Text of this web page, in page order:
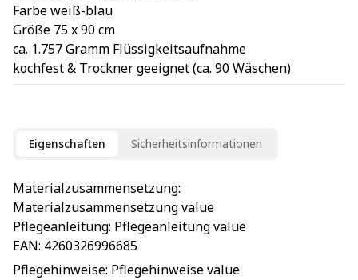
Farbe weiß-blau
Größe 75 x 90 cm
ca. 1.757 Gramm Flüssigkeitsaufnahme
kochfest & Trockner geeignet (ca. 90 Wäschen)
Eigenschaften Sicherheitsinformationen
Materialzusammensetzung
Materialzusammensetzung value
Pflegeanleitung: Pflegeanleitung value
EAN: 4260326996685
Pflegehinweise: Pflegehinweise value